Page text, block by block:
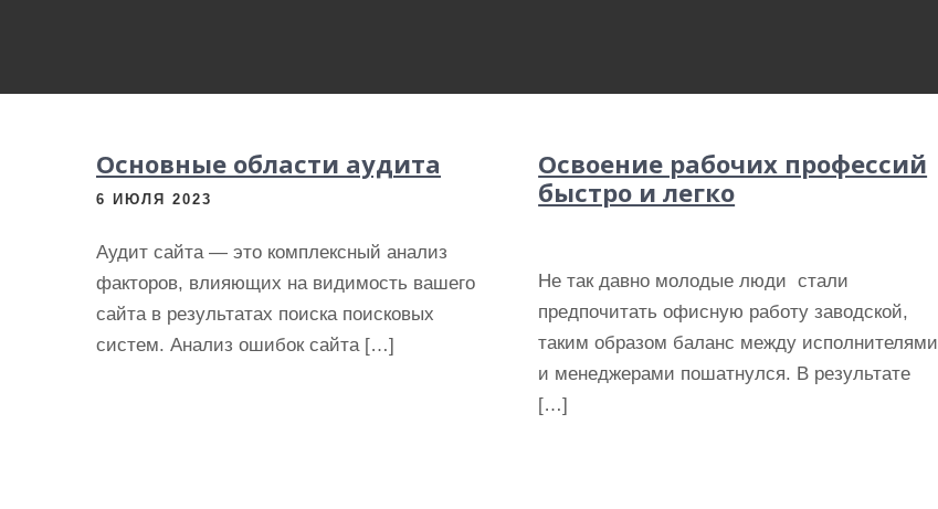
Основные области аудита
6 ИЮЛЯ 2023
Аудит сайта — это комплексный анализ
факторов, влияющих на видимость вашего
сайта в результатах поиска поисковых
систем. Анализ ошибок сайта […]
Освоение рабочих профессий
быстро и легко
Не так давно молодые люди стали
предпочитать офисную работу заводской,
таким образом баланс между исполнителями
и менеджерами пошатнулся. В результате
[…]